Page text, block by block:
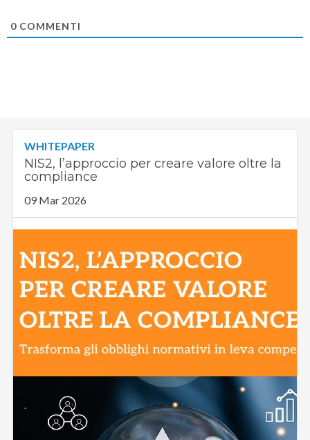
0 COMMENTI
WHITEPAPER
NIS2, l’approccio per creare valore oltre la
compliance
09 Mar 2026